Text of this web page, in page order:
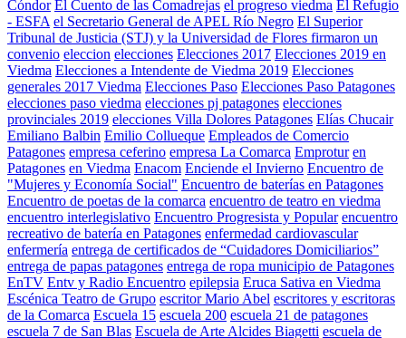
Cóndor El Cuento de las Comadrejas el progreso viedma El Refugio
- ESFA el Secretario General de APEL Río Negro El Superior
Tribunal de Justicia (STJ) y la Universidad de Flores firmaron un
convenio eleccion elecciones Elecciones 2017 Elecciones 2019 en
Viedma Elecciones a Intendente de Viedma 2019 Elecciones
generales 2017 Viedma Elecciones Paso Elecciones Paso Patagones
elecciones paso viedma elecciones pj patagones elecciones
provinciales 2019 elecciones Villa Dolores Patagones Elías Chucair
Emiliano Balbin Emilio Collueque Empleados de Comercio
Patagones empresa ceferino empresa La Comarca Emprotur en
Patagones en Viedma Enacom Enciende el Invierno Encuentro de
"Mujeres y Economía Social" Encuentro de baterías en Patagones
Encuentro de poetas de la comarca encuentro de teatro en viedma
encuentro interlegislativo Encuentro Progresista y Popular encuentro
recreativo de batería en Patagones enfermedad cardiovascular
enfermería entrega de certificados de “Cuidadores Domiciliarios”
entrega de papas patagones entrega de ropa municipio de Patagones
EnTV Entv y Radio Encuentro epilepsia Eruca Sativa en Viedma
Escénica Teatro de Grupo escritor Mario Abel escritores y escritoras
de la Comarca Escuela 15 escuela 200 escuela 21 de patagones
escuela 7 de San Blas Escuela de Arte Alcides Biagetti escuela de